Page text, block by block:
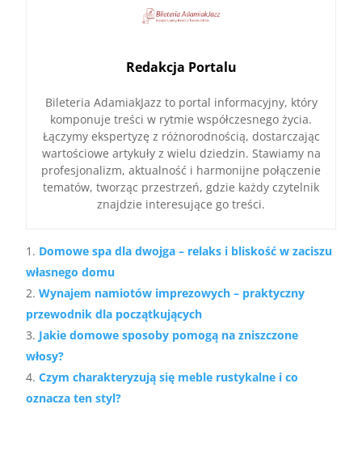
Redakcja Portalu
Bileteria AdamiakJazz to portal informacyjny, który
komponuje treści w rytmie współczesnego życia.
Łączymy ekspertyzę z różnorodnością, dostarczając
wartościowe artykuły z wielu dziedzin. Stawiamy na
profesjonalizm, aktualność i harmonijne połączenie
tematów, tworząc przestrzeń, gdzie każdy czytelnik
znajdzie interesujące go treści.
Domowe spa dla dwojga – relaks i bliskość w zaciszu
własnego domu
Wynajem namiotów imprezowych – praktyczny
przewodnik dla początkujących
Jakie domowe sposoby pomogą na zniszczone
włosy?
Czym charakteryzują się meble rustykalne i co
oznacza ten styl?